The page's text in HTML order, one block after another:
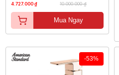
4.727.000 ₫ 10.000.000 ₫
Mua Ngay
-53%